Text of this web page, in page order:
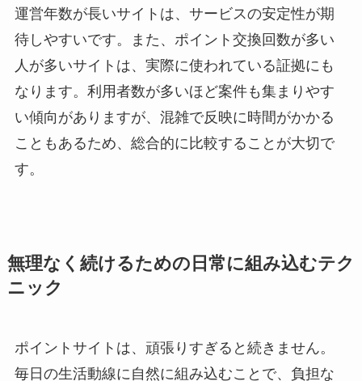
運営年数が長いサイトは、サービスの安定性が期
待しやすいです。また、ポイント交換回数が多い
人が多いサイトは、実際に使われている証拠にも
なります。利用者数が多いほど案件も集まりやす
い傾向がありますが、混雑で反映に時間がかかる
こともあるため、総合的に比較することが大切で
す。
無理なく続けるための日常に組み込むテク
ニック
ポイントサイトは、頑張りすぎると続きません。
毎日の生活動線に自然に組み込むことで、負担な